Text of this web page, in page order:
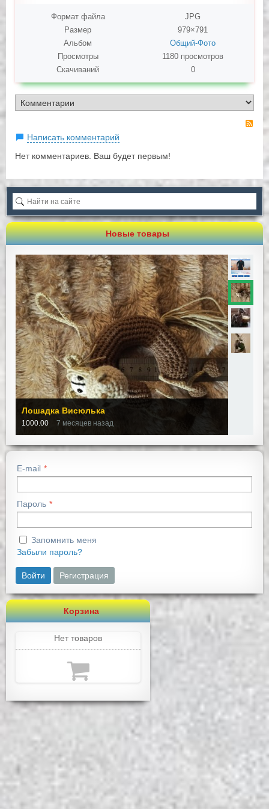
Формат файла
JPG
Размер
979×791
Альбом
Общий-Фото
Просмотры
1180 просмотров
Скачиваний
0
Написать комментарий
Нет комментариев. Ваш будет первым!
Новые товары
Лошадка Висюлька
1000.00 7 месяцев назад
E-mail
Пароль
Запомнить меня
Забыли пароль?
Войти Регистрация
Корзина
Нет товаров